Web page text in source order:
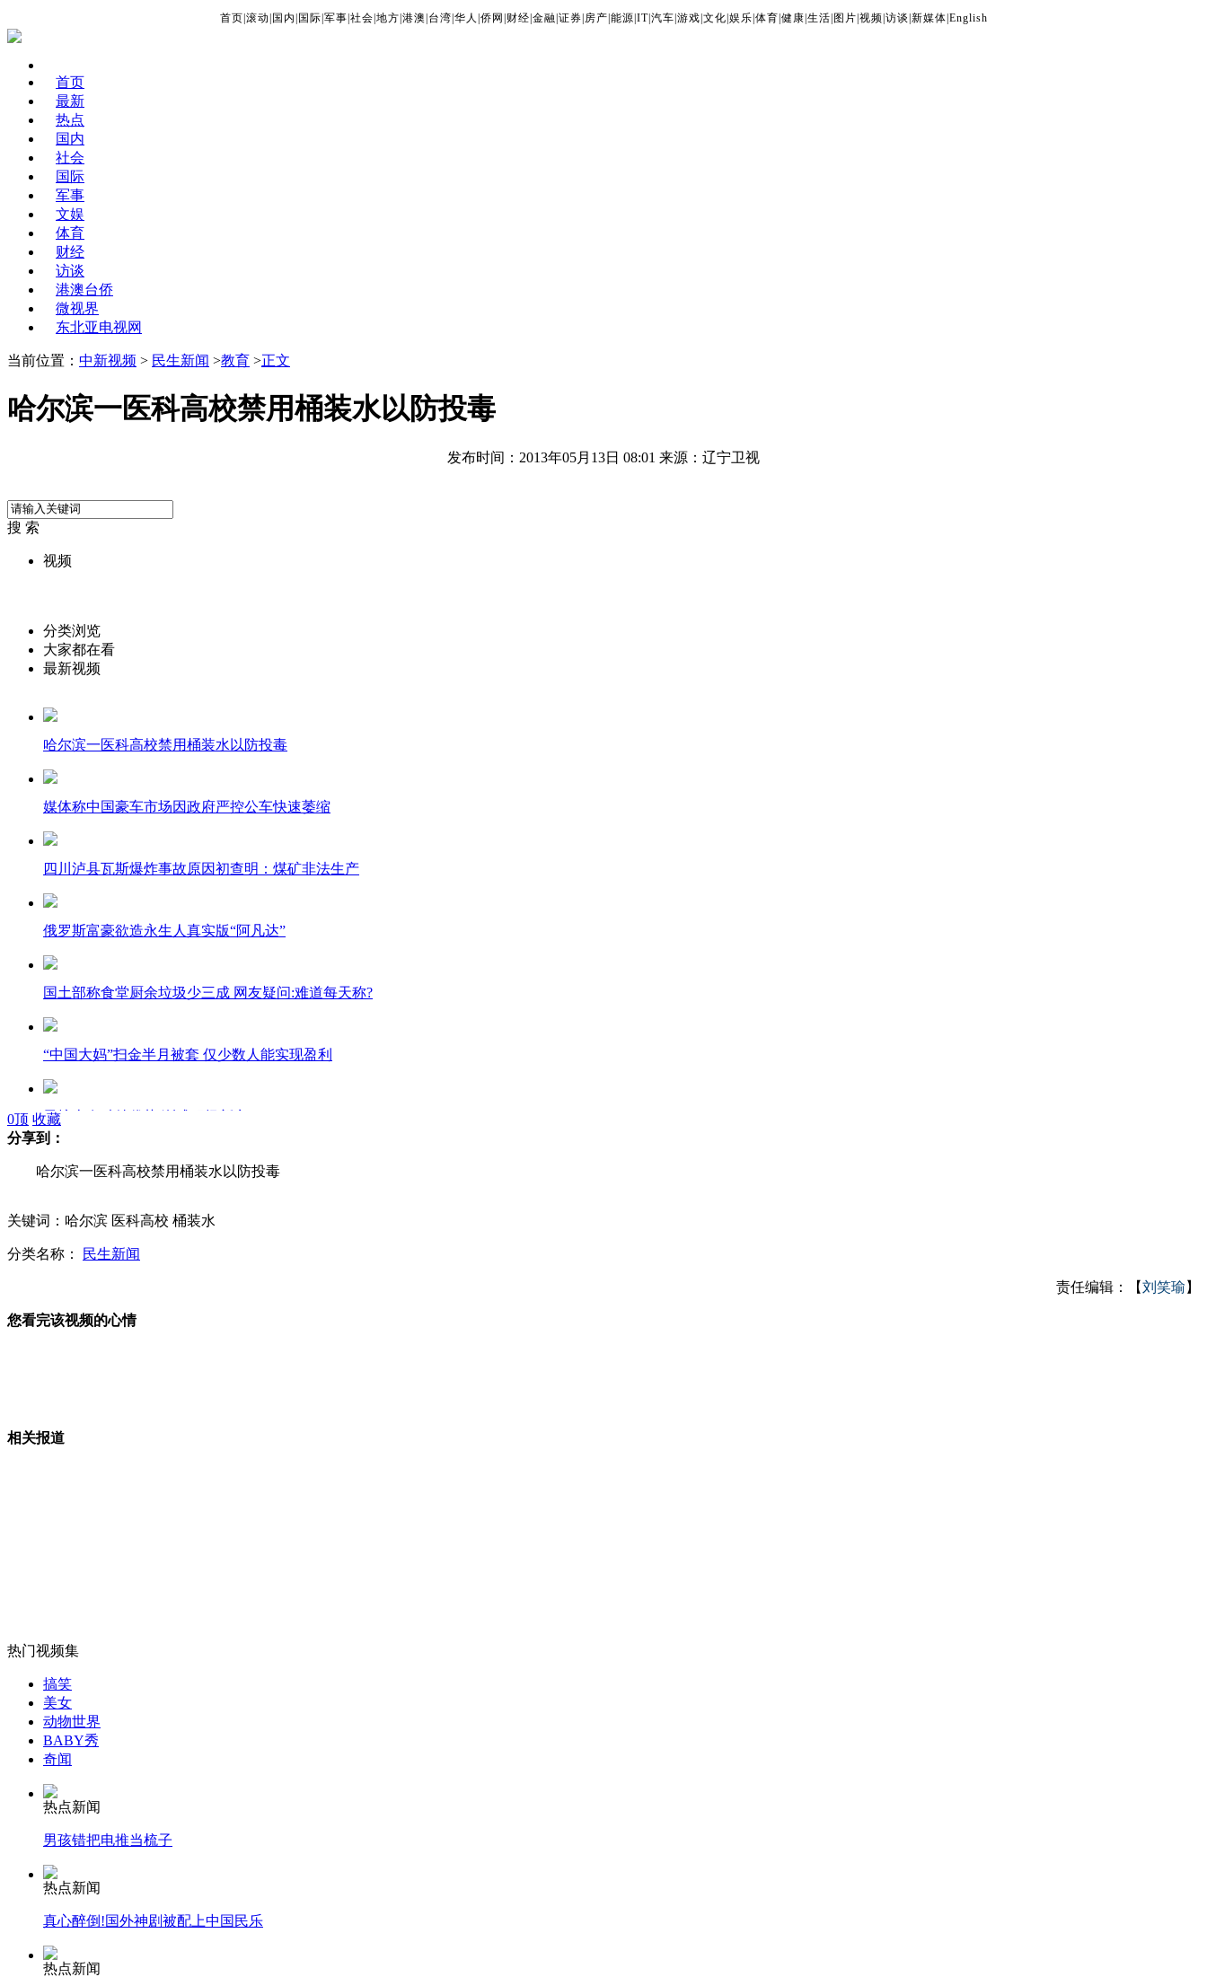
首页 滚动 国内 国际 军事 社会 地方 港澳 台湾 华人 侨网 财经 金融 证券 房产 能源 IT| 汽车 游戏 文化 娱乐 体育 健康 生活 图片 视频 访谈 新媒体 English
首页
最新
热点
国内
社会
国际
军事
文娱
体育
财经
访谈
港澳台侨
微视界
东北亚电视网
当前位置： 中新视频 > 民生新闻 >教育 >正文
哈尔滨一医科高校禁用桶装水以防投毒
发布时间：2013年05月13日 08:01 来源：辽宁卫视
搜 索
视频
分类浏览
大家都在看
最新视频
哈尔滨一医科高校禁用桶装水以防投毒
媒体称中国豪车市场因政府严控公车快速萎缩
四川泸县瓦斯爆炸事故原因初查明：煤矿非法生产
俄罗斯富豪欲造永生人真实版“阿凡达”
国土部称食堂厨余垃圾少三成 网友疑问:难道每天称?
“中国大妈”扫金半月被套 仅少数人能实现盈利
男护士有独特优势 渐成职场新宠
686人竞逐伊朗总统 至少20多名女性参加选举
外交部：有关国家言论片面不公正
安徽一实载49人客车翻车
走！跟着总书记去植树
消防员救轻生者
0顶 收藏
分享到：
哈尔滨一医科高校禁用桶装水以防投毒
关键词：哈尔滨 医科高校 桶装水
分类名称： 民生新闻
责任编辑：【刘笑瑜 】
您看完该视频的心情
相关报道
热门视频集
搞笑
美女
动物世界
BABY秀
奇闻
热点新闻
男孩错把电推当梳子
热点新闻
真心醉倒!国外神剧被配上中国民乐
热点新闻